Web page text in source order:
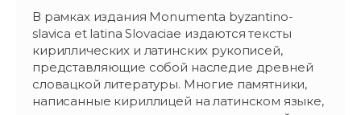
В рамках издания Monumenta byzantino-
slavica et latina Slovaciae издаются тексты
кириллических и латинских рукописей,
представляющие собой наследие древней
словацкой литературы. Многие памятники,
написанные кириллицей на латинском языке,